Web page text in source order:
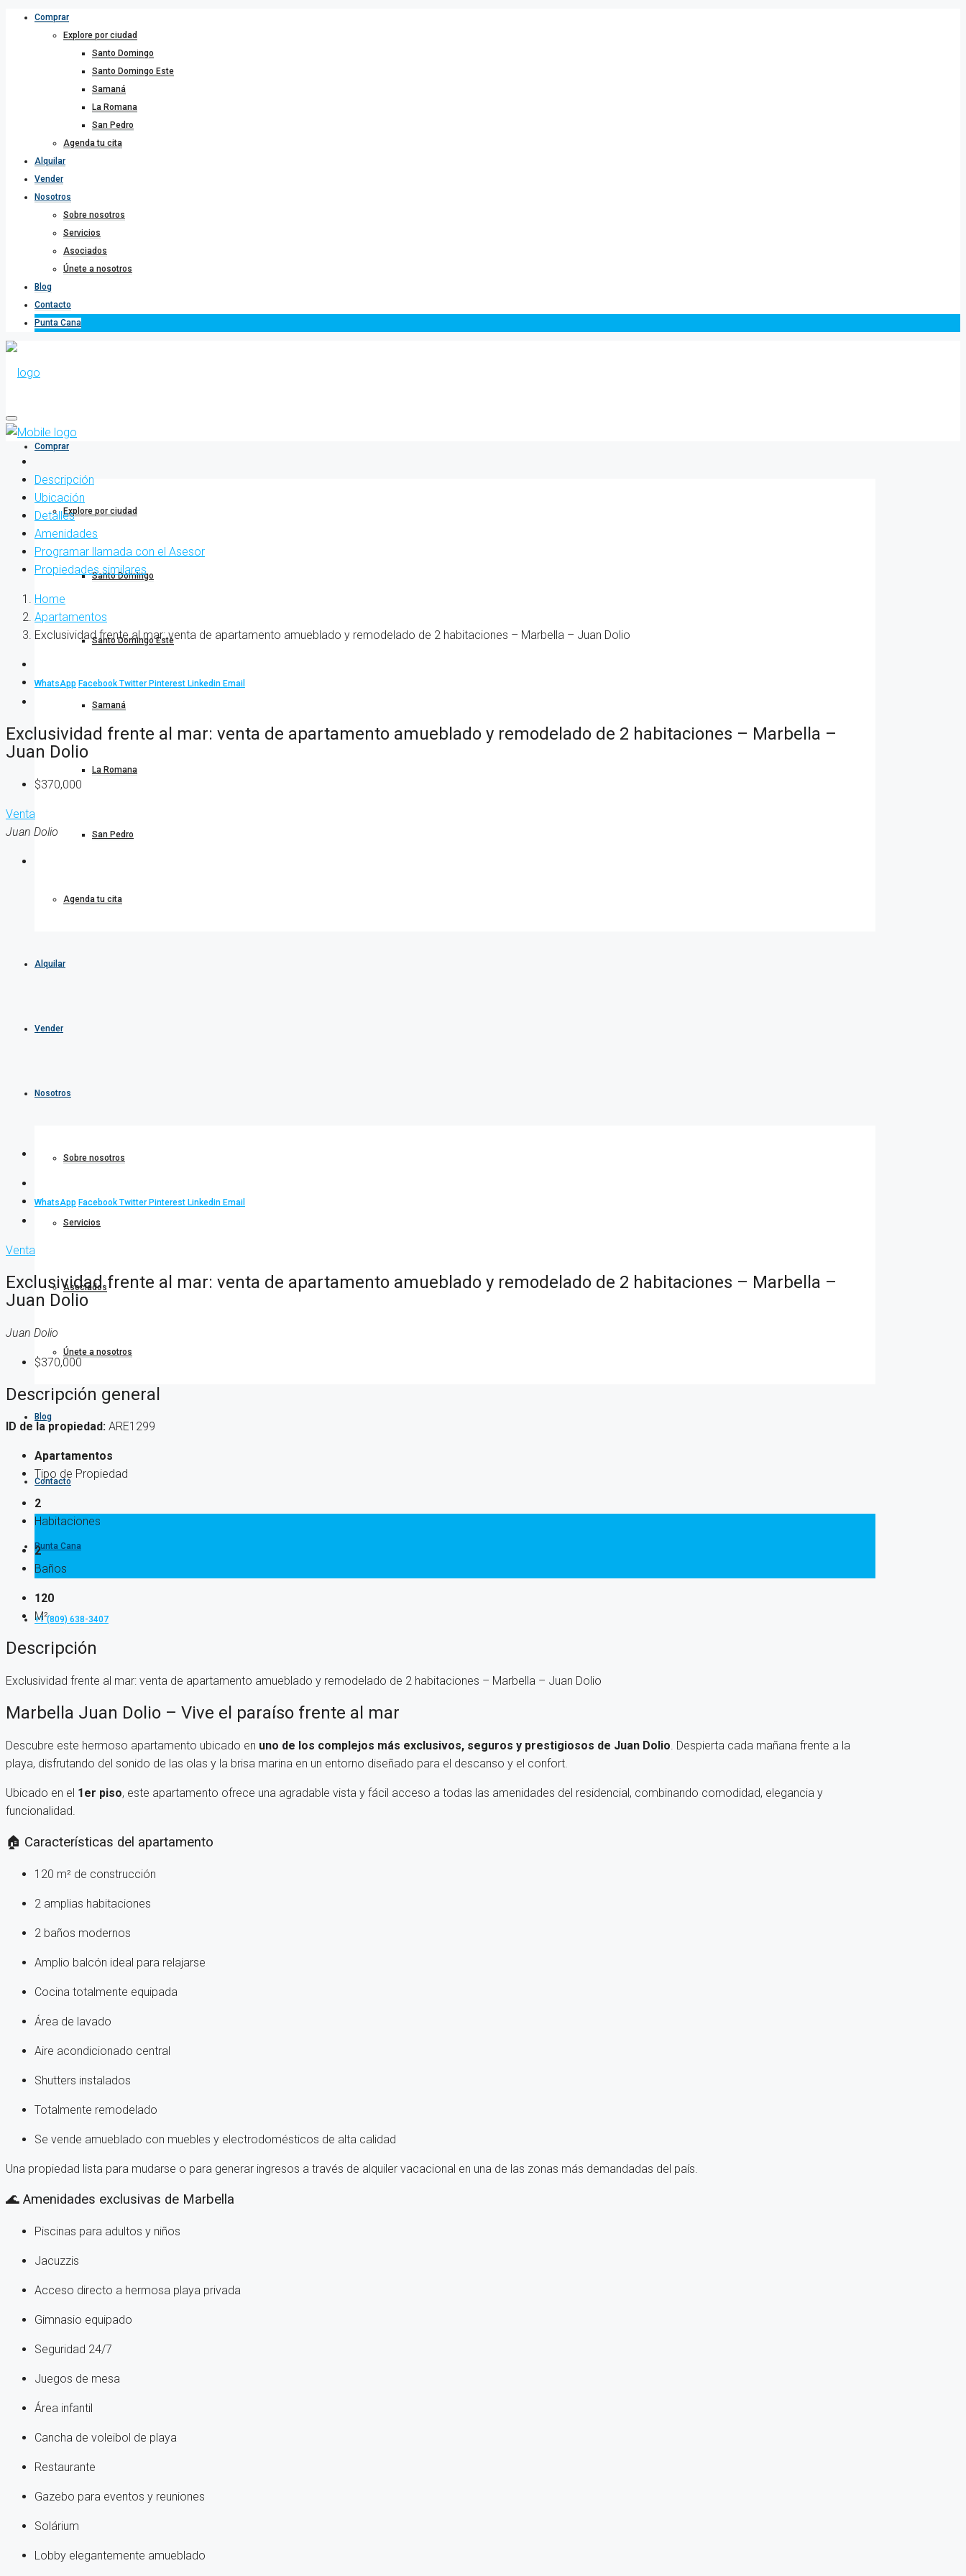
Comprar
Explore por ciudad
Santo Domingo
Santo Domingo Este
Samaná
La Romana
San Pedro
Agenda tu cita
Alquilar
Vender
Nosotros
Sobre nosotros
Servicios
Asociados
Únete a nosotros
Blog
Contacto
Punta Cana
Comprar
Explore por ciudad
Santo Domingo
Santo Domingo Este
Samaná
La Romana
San Pedro
Agenda tu cita
Alquilar
Vender
Nosotros
Sobre nosotros
Servicios
Asociados
Únete a nosotros
Blog
Contacto
Punta Cana
+1 (809) 638-3407
Descripción
Ubicación
Detalles
Amenidades
Programar llamada con el Asesor
Propiedades similares
Home
Apartamentos
Exclusividad frente al mar: venta de apartamento amueblado y remodelado de 2 habitaciones – Marbella – Juan Dolio
WhatsApp Facebook Twitter Pinterest Linkedin Email
Exclusividad frente al mar: venta de apartamento amueblado y remodelado de 2 habitaciones – Marbella –
Juan Dolio
$370,000
Venta
Juan Dolio
WhatsApp Facebook Twitter Pinterest Linkedin Email
Venta
Exclusividad frente al mar: venta de apartamento amueblado y remodelado de 2 habitaciones – Marbella –
Juan Dolio
Juan Dolio
$370,000
Descripción general
ID de la propiedad: ARE1299
Apartamentos
Tipo de Propiedad
2
Habitaciones
2
Baños
120
M²
Descripción
Exclusividad frente al mar: venta de apartamento amueblado y remodelado de 2 habitaciones – Marbella – Juan Dolio
Marbella Juan Dolio – Vive el paraíso frente al mar
Descubre este hermoso apartamento ubicado en uno de los complejos más exclusivos, seguros y prestigiosos de Juan Dolio. Despierta cada mañana frente a la
playa, disfrutando del sonido de las olas y la brisa marina en un entorno diseñado para el descanso y el confort.
Ubicado en el 1er piso, este apartamento ofrece una agradable vista y fácil acceso a todas las amenidades del residencial, combinando comodidad, elegancia y
funcionalidad.
🏠 Características del apartamento
120 m² de construcción
2 amplias habitaciones
2 baños modernos
Amplio balcón ideal para relajarse
Cocina totalmente equipada
Área de lavado
Aire acondicionado central
Shutters instalados
Totalmente remodelado
Se vende amueblado con muebles y electrodomésticos de alta calidad
Una propiedad lista para mudarse o para generar ingresos a través de alquiler vacacional en una de las zonas más demandadas del país.
🌊 Amenidades exclusivas de Marbella
Piscinas para adultos y niños
Jacuzzis
Acceso directo a hermosa playa privada
Gimnasio equipado
Seguridad 24/7
Juegos de mesa
Área infantil
Cancha de voleibol de playa
Restaurante
Gazebo para eventos y reuniones
Solárium
Lobby elegantemente amueblado